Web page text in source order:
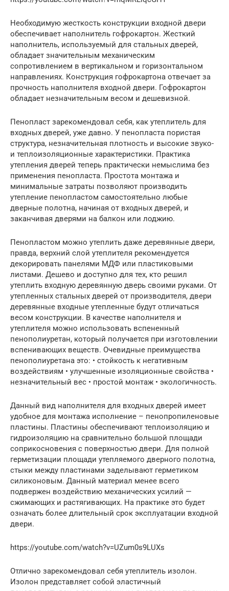
Необходимую жесткость конструкции входной двери
обеспечивает наполнитель гофрокартон. Жесткий
наполнитель, используемый для стальных дверей,
обладает значительным механическим
сопротивлением в вертикальном и горизонтальном
направлениях. Конструкция гофрокартона отвечает за
прочность наполнителя входной двери. Гофрокартон
обладает незначительным весом и дешевизной.
Пенопласт зарекомендовал себя, как утеплитель для
входных дверей, уже давно. У пенопласта пористая
структура, незначительная плотность и высокие звуко-
и теплоизоляционные характеристики. Практика
утепления дверей теперь практически немыслима без
применения пенопласта. Простота монтажа и
минимальные затраты позволяют производить
утепление пенопластом самостоятельно любые
дверные полотна, начиная от входных дверей, и
заканчивая дверями на балкон или лоджию.
Пенопластом можно утеплить даже деревянные двери,
правда, верхний слой утеплителя рекомендуется
декорировать панелями МДФ или пластиковыми
листами. Дешево и доступно для тех, кто решил
утеплить входную деревянную дверь своими руками. От
утепленных стальных дверей от производителя, двери
деревянные входные утепленные будут отличаться
весом конструкции. В качестве наполнителя и
утеплителя можно использовать вспененный
пенополиуретан, который получается при изготовлении
вспенивающих веществ. Очевидные преимущества
пенополиуретана это: • стойкость к негативным
воздействиям • улучшенные изоляционные свойства •
незначительный вес • простой монтаж • экологичность.
Данный вид наполнителя для входных дверей имеет
удобное для монтажа исполнение – пенопропиленовые
пластины. Пластины обеспечивают теплоизоляцию и
гидроизоляцию на сравнительно большой площади
соприкосновения с поверхностью двери. Для полной
герметизации площади утепляемого дверного полотна,
стыки между пластинами заделывают герметиком
силиконовым. Данный материал менее всего
подвержен воздействию механических усилий —
сжимающих и растягивающих. На практике это будет
означать более длительный срок эксплуатации входной
двери.
https://youtube.com/watch?v=UZum0s9LUXs
Отлично зарекомендовал себя утеплитель изолон.
Изолон представляет собой эластичный